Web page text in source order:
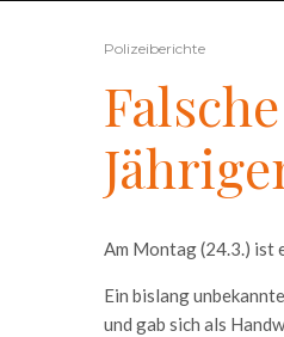
Polizeiberichte
Am Montag (24.3.) ist
Ein bislang
und gab sich als